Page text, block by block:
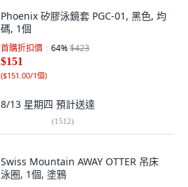
Phoenix 矽膠泳鏡套 PGC-01, 黑色, 均
碼, 1個
首購折扣價 64%$423
$151
($151.00/1個)
8/13 星期四 預計送達
(1512)
Swiss Mountain AWAY OTTER 吊床
泳圈, 1個, 塗鴉